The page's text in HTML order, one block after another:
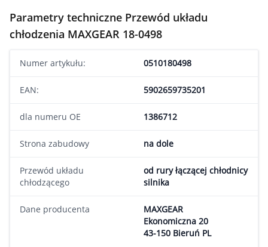
Parametry techniczne Przewód układu
chłodzenia MAXGEAR 18-0498
Numer artykułu: 0510180498
EAN: 5902659735201
dla numeru OE 1386712
Strona zabudowy na dole
Przewód układu
chłodzącego
od rury łączącej chłodnicy
silnika
Dane producenta
MAXGEAR
Ekonomiczna 20
43-150 Bieruń PL